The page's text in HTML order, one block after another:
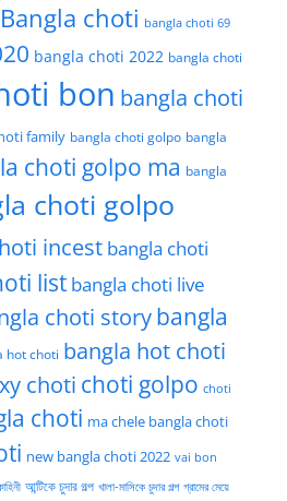
Bangla choti bangla choti 69
bangla choti 2022 bangla choti
bon bangla choti
family bangla choti golpo bangla
choti golpo ma bangla
choti golpo
incest bangla choti
list bangla choti live
choti storybangla
hot choti bangla hot choti
choti choti golpo choti
choti ma chele bangla choti
new bangla choti 2022 vai bon
আন্টিকে চুদার গল্প খালা-মাসিকে চুদার গল্প গ্রামের মেয়ে